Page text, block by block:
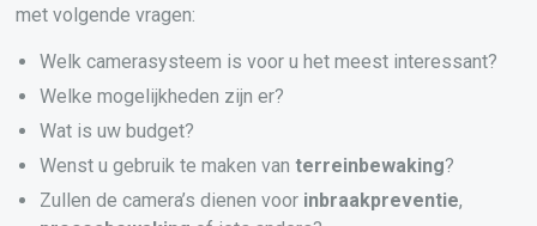
met volgende vragen:
Welk camerasysteem is voor u het meest interessant?
Welke mogelijkheden zijn er?
Wat is uw budget?
Wenst u gebruik te maken vanterreinbewaking?
Zullen de camera’s dienen voor inbraakpreventie,